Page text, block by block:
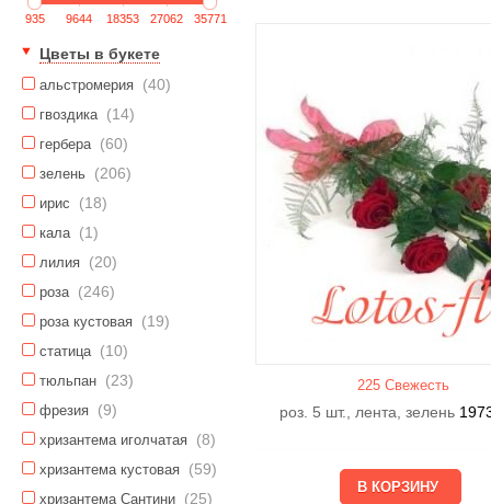
935 9644 18353 27062 35771
Цветы в букете
альстромерия (40)
гвоздика (14)
гербера (60)
зелень (206)
ирис (18)
кала (1)
лилия (20)
роза (246)
роза кустовая (19)
статица (10)
тюльпан (23)
фрезия (9)
хризантема иголчатая (8)
хризантема кустовая (59)
хризантема Сантини (25)
225 Свежесть
роз. 5 шт., лента, зелень